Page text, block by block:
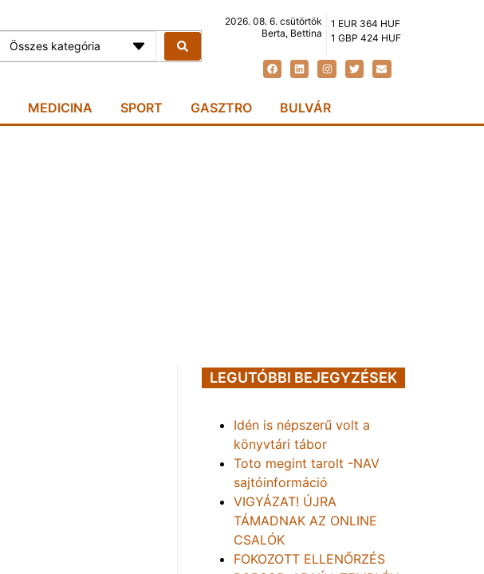
Összes kategória
2026. 08. 6. csütörtök
Berta, Bettina
1 EUR 364 HUF
1 GBP 424 HUF
MEDICINA SPORT GASZTRO BULVÁR
LEGUTÓBBI BEJEGYZÉSEK
Idén is népszerű volt a
könyvtári tábor
Toto megint tarolt -NAV
sajtóinformáció
VIGYÁZAT! ÚJRA
TÁMADNAK AZ ONLINE
CSALÓK
FOKOZOTT ELLENŐRZÉS